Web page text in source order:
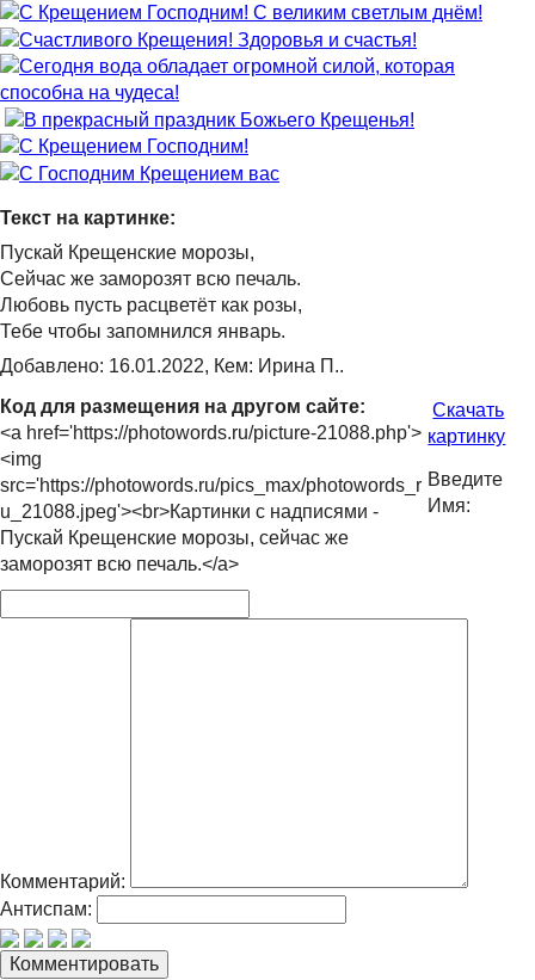
Текст на картинке:
Пускай Крещенские морозы,
Сейчас же заморозят всю печаль.
Любовь пусть расцветёт как розы,
Тебе чтобы запомнился январь.
Добавлено: 16.01.2022, Кем: Ирина П..
Код для размещения на другом сайте:
<a href='https://photowords.ru/picture-21088.php'>
<img
src='https://photowords.ru/pics_max/photowords_r
u_21088.jpeg'><br>Картинки с надписями -
Пускай Крещенские морозы, сейчас же
заморозят всю печаль.</a>
Скачать
картинку
Введите
Имя:
Комментарий:
Антиспам: